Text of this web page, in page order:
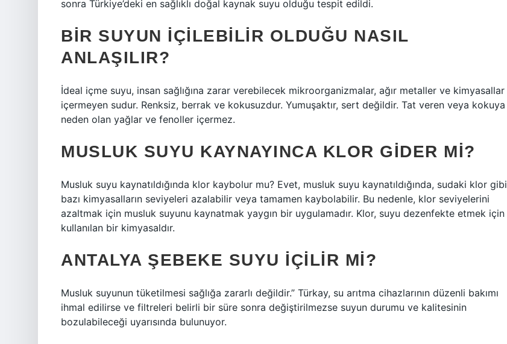
sonra Türkiye’deki en sağlıklı doğal kaynak suyu olduğu tespit edildi.
BIR SUYUN IÇILEBILIR OLDUĞU NASIL
ANLAŞILIR?
İdeal içme suyu, insan sağlığına zarar verebilecek mikroorganizmalar, ağır metaller ve kimyasallar
içermeyen sudur. Renksiz, berrak ve kokusuzdur. Yumuşaktır, sert değildir. Tat veren veya kokuya
neden olan yağlar ve fenoller içermez.
MUSLUK SUYU KAYNAYINCA KLOR GIDER MI?
Musluk suyu kaynatıldığında klor kaybolur mu? Evet, musluk suyu kaynatıldığında, sudaki klor gibi
bazı kimyasalların seviyeleri azalabilir veya tamamen kaybolabilir. Bu nedenle, klor seviyelerini
azaltmak için musluk suyunu kaynatmak yaygın bir uygulamadır. Klor, suyu dezenfekte etmek için
kullanılan bir kimyasaldır.
ANTALYA ŞEBEKE SUYU IÇILIR MI?
Musluk suyunun tüketilmesi sağlığa zararlı değildir.” Türkay, su arıtma cihazlarının düzenli bakımı
ihmal edilirse ve filtreleri belirli bir süre sonra değiştirilmezse suyun durumu ve kalitesinin
bozulabileceği uyarısında bulunuyor.